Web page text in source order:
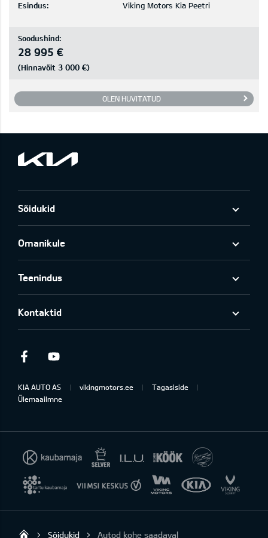
Esindus:
Viking Motors Kia Peetri
Soodushind:
28 995 €
(Hinnavõit 3 000 €)
OLEN HUVITATUD
Sõidukid
Omanikule
Teenindus
Kontaktid
Facebook
KIA AUTO AS vikingmotors.ee
Tagasiside
Ülemaailmne
Sõidukid Autod kohe saadaval